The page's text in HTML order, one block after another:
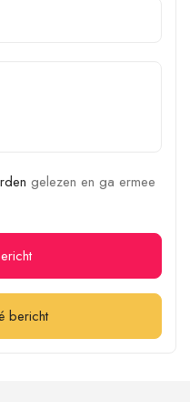
gelezen en ga ermee
bericht